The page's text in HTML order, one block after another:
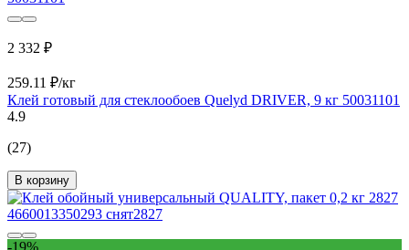
2 332 ₽
259.11 ₽/кг
Клей готовый для стеклообоев Quelyd DRIVER, 9 кг 50031101
4.9
(27)
В корзину